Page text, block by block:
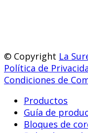
© Copyright La
Política de
Condiciones de
Productos
Guía de
Bloques de